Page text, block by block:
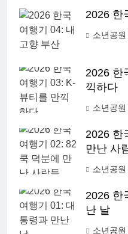
2026 한
소년공원
2026 한
끽하다
소년공원
2026 한
만난 사
소년공원
2026 한
난 날
소년공원